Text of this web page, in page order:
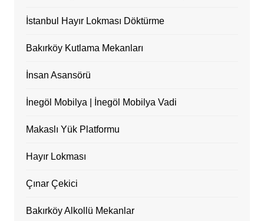
İstanbul Hayır Lokması Döktürme
Bakırköy Kutlama Mekanları
İnsan Asansörü
İnegöl Mobilya | İnegöl Mobilya Vadi
Makaslı Yük Platformu
Hayır Lokması
Çınar Çekici
Bakırköy Alkollü Mekanlar